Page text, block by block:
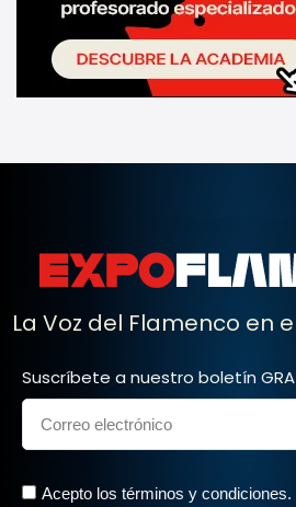
La Voz del Flamenco en
Suscríbete a nuestro boletín
Acepto los términos y condiciones.